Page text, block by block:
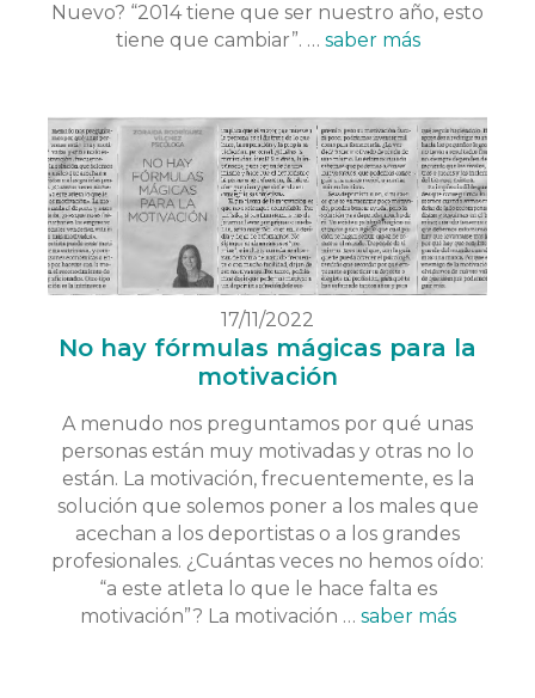
Nuevo? “2014 tiene que ser nuestro año, esto
tiene que cambiar”. … saber más
17/11/2022
No hay fórmulas mágicas para la
motivación
A menudo nos preguntamos por qué unas
personas están muy motivadas y otras no lo
están. La motivación, frecuentemente, es la
solución que solemos poner a los males que
acechan a los deportistas o a los grandes
profesionales. ¿Cuántas veces no hemos oído:
“a este atleta lo que le hace falta es
motivación”? La motivación … saber más